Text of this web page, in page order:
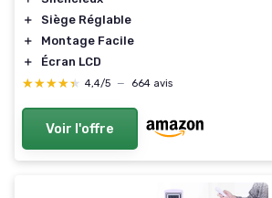
＋
Siège Réglable
＋
Montage Facile
＋
Écran LCD
★★★★★
★★★★★ 4,4/5 — 664 avis
Voir l'offre